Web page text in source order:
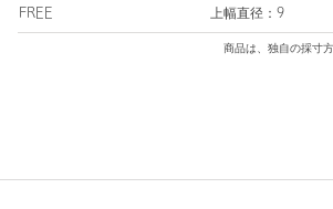
ます。
※商品を使用前に、タグ等に記載されている
FREE 上幅直径：9
商品は、独自の採寸